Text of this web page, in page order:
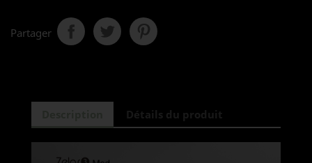
Partager
Détails du produit